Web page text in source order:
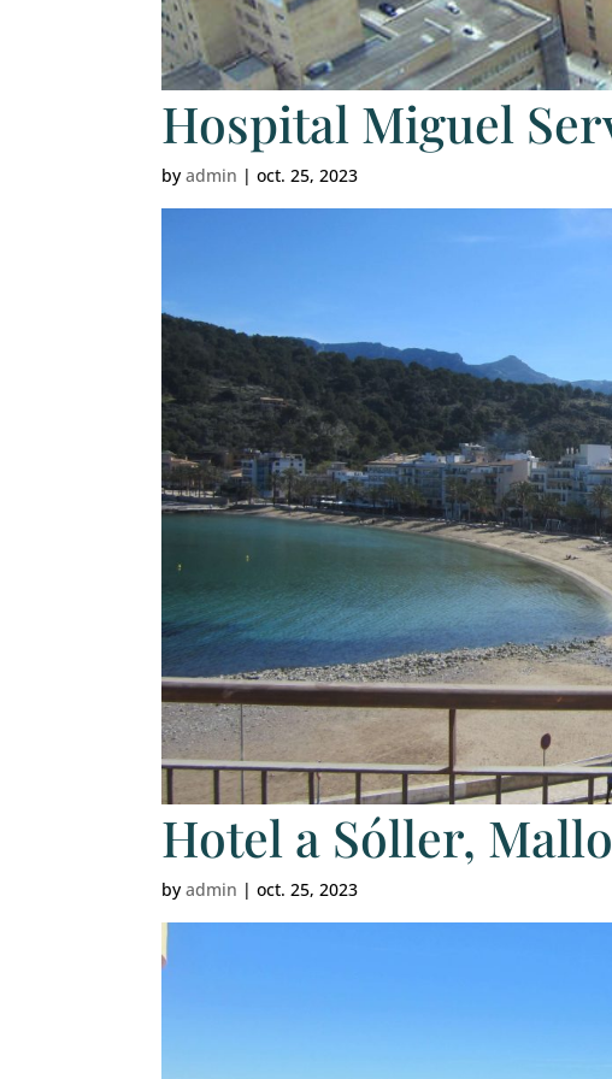
Hospital Miguel
byadmin |oct. 25, 2023
Hotel a Sóller,
byadmin |oct. 25, 2023